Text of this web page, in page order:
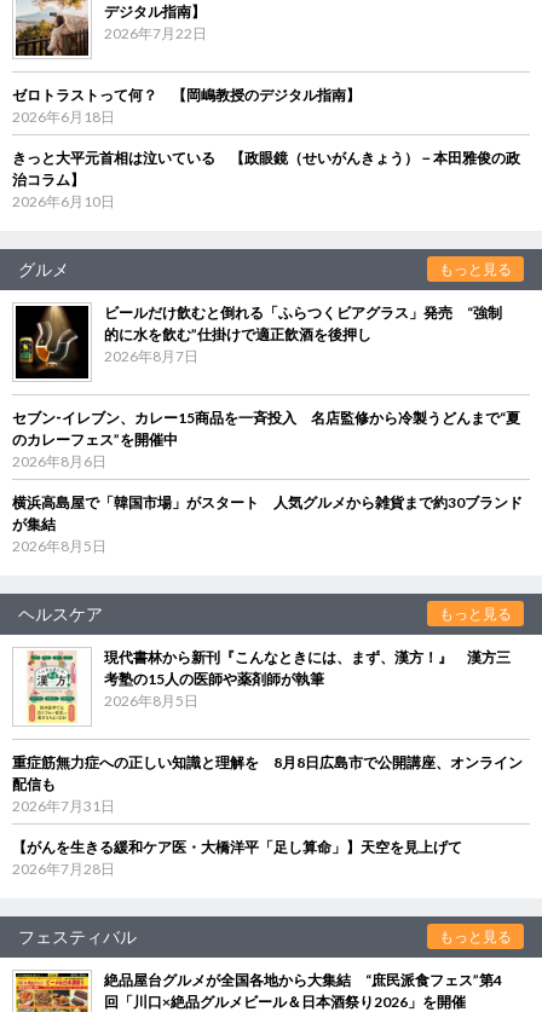
デジタル指南】
2026年7月22日
ゼロトラストって何？ 【岡嶋教授のデジタル指南】
2026年6月18日
きっと大平元首相は泣いている 【政眼鏡（せいがんきょう）－本田雅俊の政
治コラム】
2026年6月10日
グルメ もっと見る
ビールだけ飲むと倒れる「ふらつくビアグラス」発売 “強制
的に水を飲む”仕掛けで適正飲酒を後押し
2026年8月7日
セブン‐イレブン、カレー15商品を一斉投入 名店監修から冷製うどんまで“夏
のカレーフェス”を開催中
2026年8月6日
横浜高島屋で「韓国市場」がスタート 人気グルメから雑貨まで約30ブランド
が集結
2026年8月5日
ヘルスケア もっと見る
現代書林から新刊『こんなときには、まず、漢方！』 漢方三
考塾の15人の医師や薬剤師が執筆
2026年8月5日
重症筋無力症への正しい知識と理解を 8月8日広島市で公開講座、オンライン
配信も
2026年7月31日
【がんを生きる緩和ケア医・大橋洋平「足し算命」】天空を見上げて
2026年7月28日
フェスティバル もっと見る
絶品屋台グルメが全国各地から大集結 “庶民派食フェス”第4
回「川口×絶品グルメビール＆日本酒祭り2026」を開催